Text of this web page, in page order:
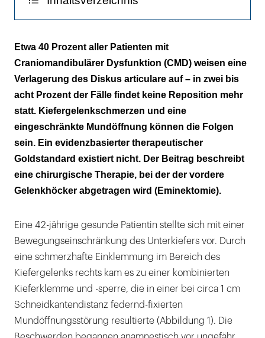
Diskussion
Literaturliste
Etwa 40 Prozent aller Patienten mit
Craniomandibulärer Dysfunktion (CMD) weisen eine
Verlagerung des Diskus articulare auf – in zwei bis
acht Prozent der Fälle findet keine Reposition mehr
statt. Kiefergelenkschmerzen und eine
eingeschränkte Mundöffnung können die Folgen
sein. Ein evidenzbasierter therapeutischer
Goldstandard existiert nicht. Der Beitrag beschreibt
eine chirurgische Therapie, bei der der vordere
Gelenkhöcker abgetragen wird (Eminektomie).
Eine 42-jährige gesunde Patientin stellte sich mit einer
Bewegungseinschränkung des Unterkiefers vor. Durch
eine schmerzhafte Einklemmung im Bereich des
Kiefergelenks rechts kam es zu einer kombinierten
Kieferklemme und -sperre, die in einer bei circa 1 cm
Schneidkantendistanz federnd-fixierten
Mundöffnungsstörung resultierte (Abbildung 1). Die